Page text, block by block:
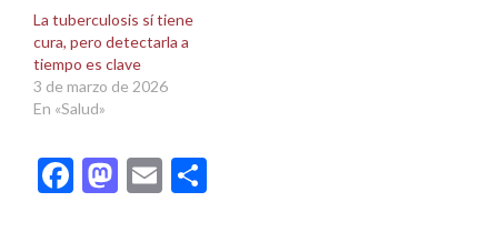
La tuberculosis sí tiene
cura, pero detectarla a
tiempo es clave
3 de marzo de 2026
En «Salud»
Facebook
Mastodon
Email